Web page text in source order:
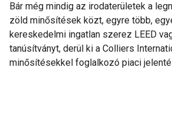
Bár még mindig az irodaterületek a
zöld minősítések közt, egyre több,
kereskedelmi ingatlan szerez LEED
tanúsítványt, derül ki a Colliers
minősítésekkel foglalkozó piaci